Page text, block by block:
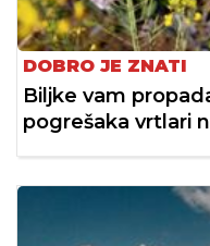
DOBRO JE ZNATI
Biljke vam
pogrešaka vrtlari